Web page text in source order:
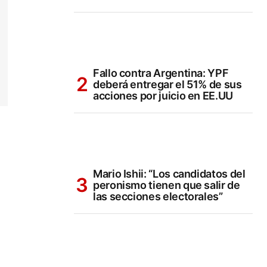
Fallo contra Argentina: YPF
deberá entregar el 51% de sus
acciones por juicio en EE.UU
Mario Ishii: “Los candidatos del
peronismo tienen que salir de
las secciones electorales”